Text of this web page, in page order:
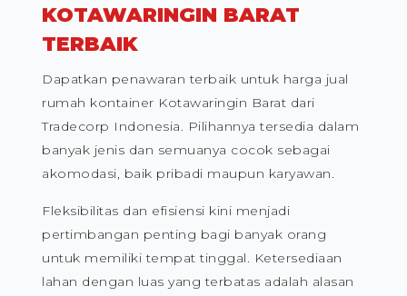
KOTAWARINGIN BARAT
TERBAIK
Dapatkan penawaran terbaik untuk harga jual
rumah kontainer Kotawaringin Barat dari
Tradecorp Indonesia. Pilihannya tersedia dalam
banyak jenis dan semuanya cocok sebagai
akomodasi, baik pribadi maupun karyawan.
Fleksibilitas dan efisiensi kini menjadi
pertimbangan penting bagi banyak orang
untuk memiliki tempat tinggal. Ketersediaan
lahan dengan luas yang terbatas adalah alasan